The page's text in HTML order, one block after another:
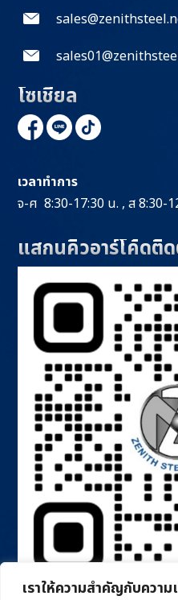
เราให้ความสำคัญกับควา
โซเชียล
เวลาทำการ
จ-ศ 8:30-17:30 น. , ส 8:30-
แสกนคิวอาร์โค้ดติ